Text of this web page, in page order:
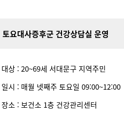
토요대사증후군 건강상담실 운영
대상 : 20~69세 서대문구 지역주민
일시 : 매월 넷째주 토요일 09:00~12:00
장소 : 보건소 1층 건강관리센터